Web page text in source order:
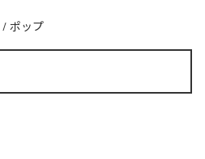
/ ポップ